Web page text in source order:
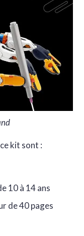
kit sont :
10 à 14 ans
de 40 pages